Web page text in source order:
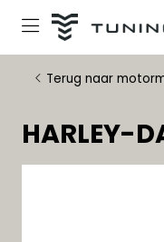
Terug naar
HARLEY-